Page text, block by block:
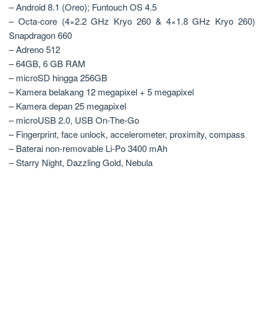
– Android 8.1 (Oreo); Funtouch OS 4.5
– Octa-core (4×2.2 GHz Kryo 260 & 4×1.8 GHz Kryo 260)
Snapdragon 660
– Adreno 512
– 64GB, 6 GB RAM
– microSD hingga 256GB
– Kamera belakang 12 megapixel + 5 megapixel
– Kamera depan 25 megapixel
– microUSB 2.0, USB On-The-Go
– Fingerprint, face unlock, accelerometer, proximity, compass
– Baterai non-removable Li-Po 3400 mAh
– Starry Night, Dazzling Gold, Nebula